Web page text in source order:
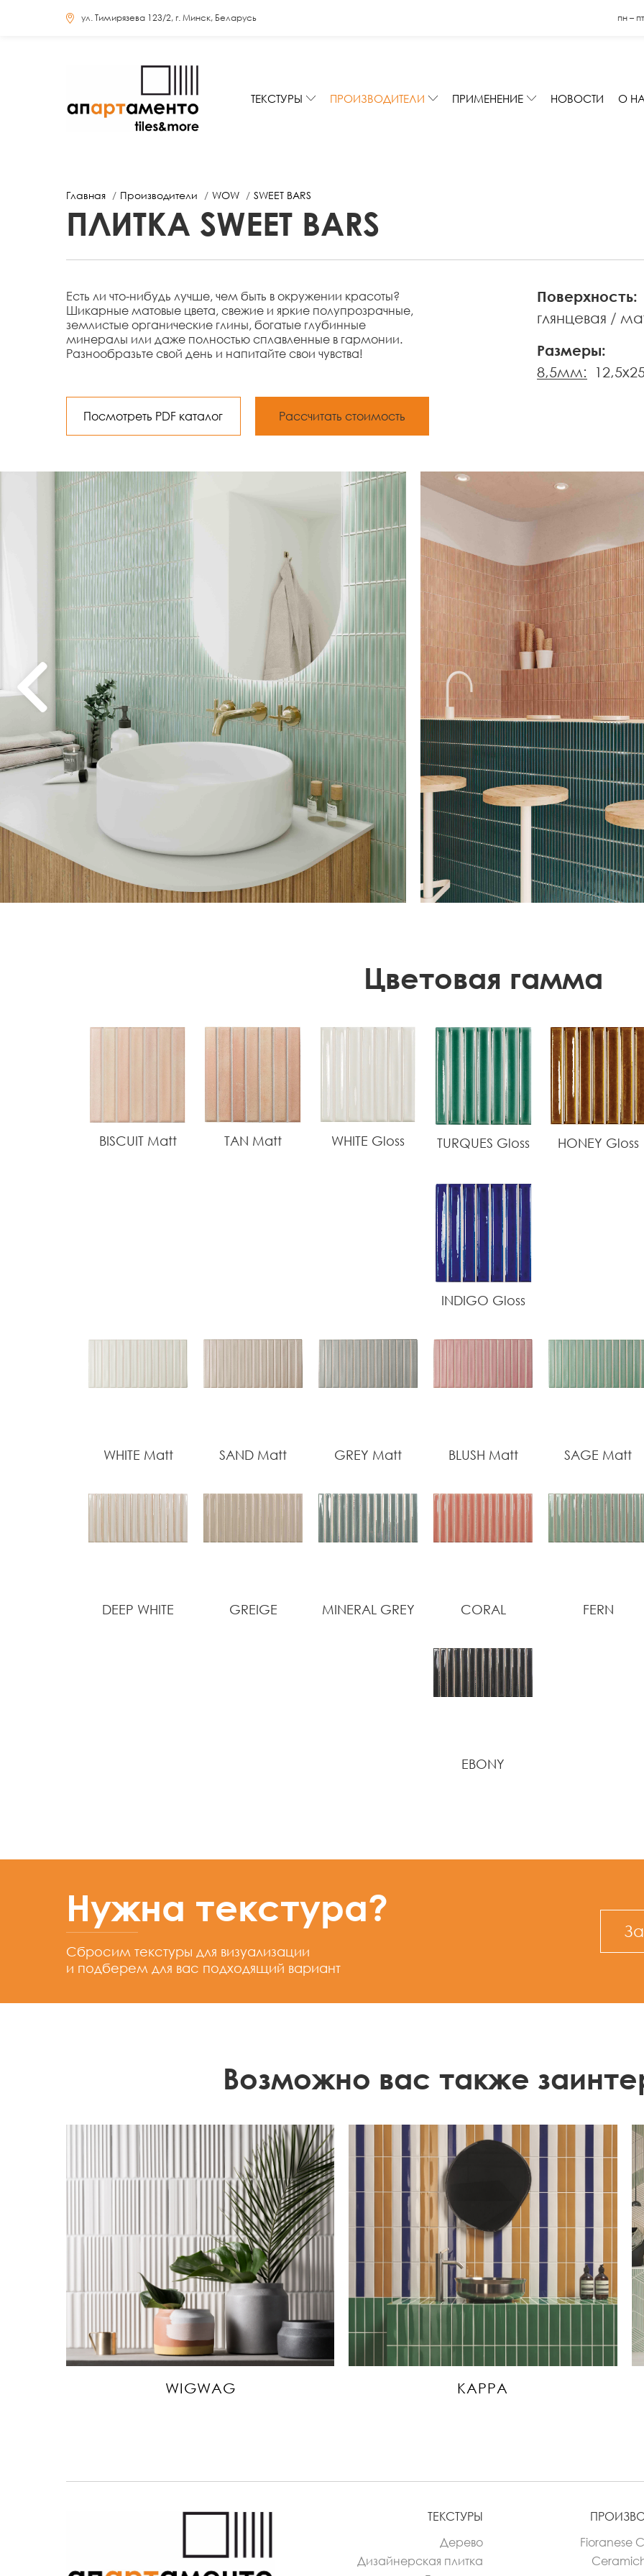
ул. Тимирязева 123/2, г. Минск, Беларусь пн –
ТЕКСТУРЫ ПРОИЗВОДИТЕЛИ ПРИМЕНЕНИЕ НОВОСТИ О
Главная Производители WOW SWEET BARS
ПЛИТКА SWEET BARS
Есть ли что-нибудь лучше, чем быть в окружении красоты?
Шикарные матовые цвета, свежие и яркие полупрозрачные,
землистые органические глины, богатые глубинные
минералы или даже полностью сплавленные в гармонии.
Разнообразьте свой день и напитайте свои чувства!
Посмотреть PDF каталог Рассчитать стоимость
Поверхность:
глянцевая
Размеры:
8,5мм:
Цветовая гамма
BISCUIT Matt TAN Matt WHITE Gloss TURQUES Gloss HONEY Gloss
INDIGO Gloss
WHITE Matt SAND Matt GREY Matt BLUSH Matt SAGE Matt
DEEP WHITE GREIGE MINERAL GREY CORAL FERN
EBONY
Нужна текстура?
Сбросим текстуры для визуализации
и подберем для вас подходящий вариант
Возможно вас также
WIGWAG KAPPA
ТЕКСТУРЫ
Дерево
Дизайнерская плитка
Fioranese